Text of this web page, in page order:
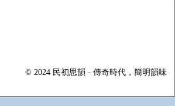
© 2024 民初思韻 - 傳奇時代，簡明韻味